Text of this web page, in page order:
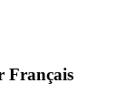
Français